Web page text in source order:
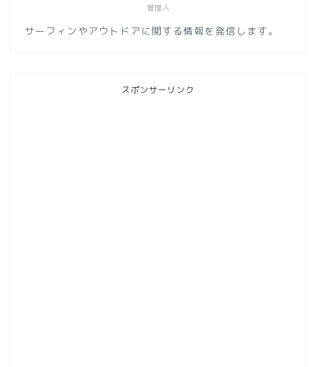
管理人
サーフィンやアウトドアに関する情報を発信します。
スポンサーリンク